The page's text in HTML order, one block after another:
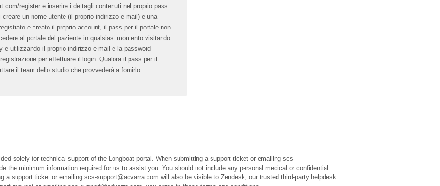
register e inserire i dettagli contenuti nel proprio pass
un nome utente (il proprio indirizzo e-mail) e una
e creato il proprio account, il pass per il portale non
al portale del paziente in qualsiasi momento visitando
e utilizzando il proprio indirizzo e-mail e la password
per effettuare il login. Qualora il pass per il
il team dello studio che provvederà a fornirlo.
solely for technical support of the Longboat portal. When submitting a support ticket or emailing scs-
the minimum information required for us to assist you. You should not include any personal medical or confidential
a support ticket or emailing scs-support@advarra.com will also be visible to Zendesk, our trusted third-party helpdesk